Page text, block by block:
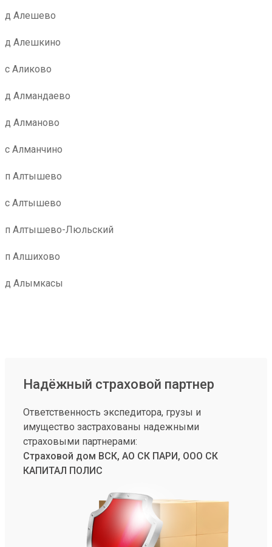
д Алешево
д Алешкино
с Аликово
д Алмандаево
д Алманово
с Алманчино
п Алтышево
с Алтышево
п Алтышево-Люльский
п Алшихово
д Алымкасы
Надёжный страховой партнер
Ответственность экспедитора, грузы и
имущество застрахованы надежными
страховыми партнерами:
Страховой дом ВСК, АО СК ПАРИ, ООО СК
КАПИТАЛ ПОЛИС